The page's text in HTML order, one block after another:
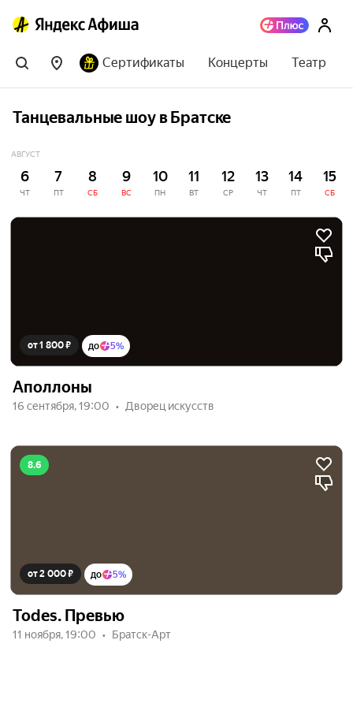
Сертификаты Концерты Театр
Танцевальные шоу в Братске
АВГУСТ
6
ЧТ
7
ПТ
8
СБ
9
ВС
10
ПН
11
ВТ
12
СР
13
ЧТ
14
ПТ
15
СБ
от 1 800 ₽ до 5%
Аполлоны
16 сентября, 19:00 Дворец искусств
8.6
от 2 000 ₽ до 5%
Todes. Превью
11 ноября, 19:00 Братск-Арт